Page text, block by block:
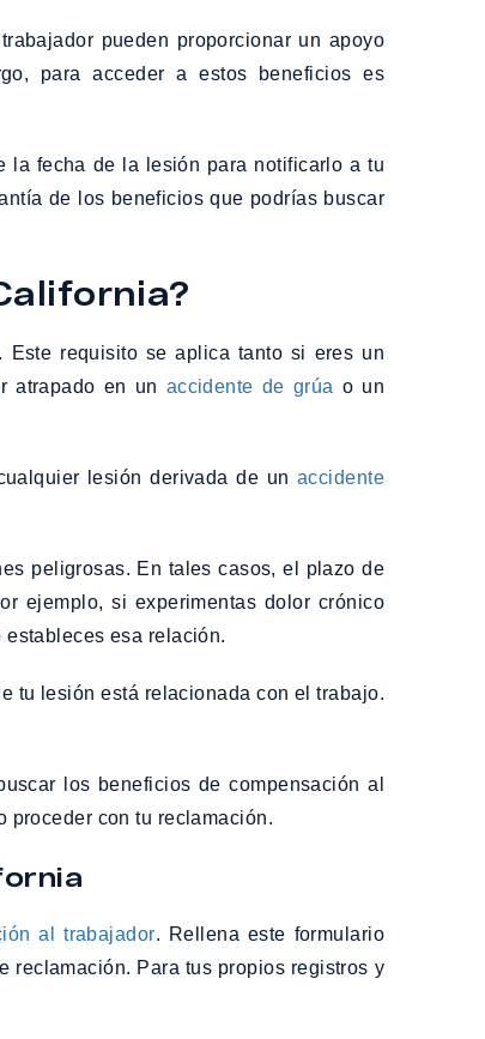
pueden proporcionar un apoyo
para acceder a estos beneficios es
la fecha de la lesión para notificarlo a tu
de los beneficios que podrías buscar
Este requisito se aplica tanto si eres un
atrapado en un accidente de grúa o un
lesión derivada de unaccidente
peligrosas. En tales casos, el plazo de
ejemplo, si experimentas dolor crónico
esa relación.
tu lesión está relacionada con el trabajo.
los beneficios de compensación al
proceder con tu reclamación.
al trabajador. Rellena este formulario
reclamación. Para tus propios registros y